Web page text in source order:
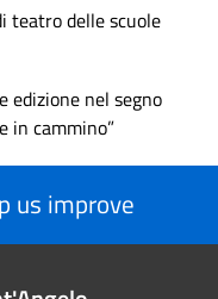
teatro delle scuole
edizione nel segno
in cammino”
us improve